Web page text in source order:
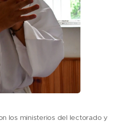
los ministerios del lectorado y